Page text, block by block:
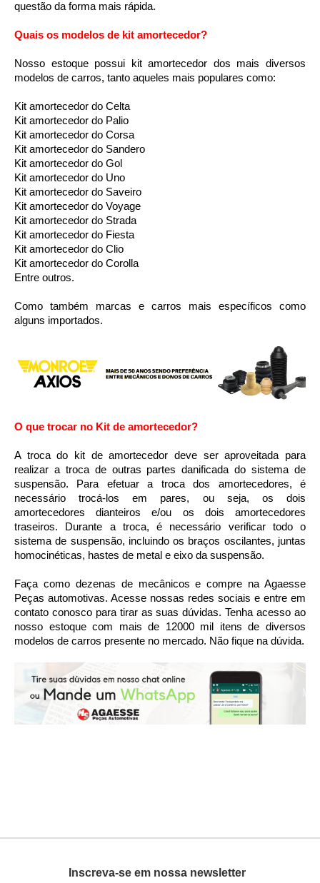
questão da forma mais rápida.
Quais os modelos de kit amortecedor?
Nosso estoque possui kit amortecedor dos mais diversos
modelos de carros, tanto aqueles mais populares como:
Kit amortecedor do Celta
Kit amortecedor do Palio
Kit amortecedor do Corsa
Kit amortecedor do Sandero
Kit amortecedor do Gol
Kit amortecedor do Uno
Kit amortecedor do Saveiro
Kit amortecedor do Voyage
Kit amortecedor do Strada
Kit amortecedor do Fiesta
Kit amortecedor do Clio
Kit amortecedor do Corolla
Entre outros.
Como também marcas e carros mais específicos como
alguns importados.
O que trocar no Kit de amortecedor?
A troca do kit de amortecedor deve ser aproveitada para
realizar a troca de outras partes danificada do sistema de
suspensão. Para efetuar a troca dos amortecedores, é
necessário trocá-los em pares, ou seja, os dois
amortecedores dianteiros e/ou os dois amortecedores
traseiros. Durante a troca, é necessário verificar todo o
sistema de suspensão, incluindo os braços oscilantes, juntas
homocinéticas, hastes de metal e eixo da suspensão.
Faça como dezenas de mecânicos e compre na Agaesse
Peças automotivas. Acesse nossas redes sociais e entre em
contato conosco para tirar as suas dúvidas. Tenha acesso ao
nosso estoque com mais de 12000 mil itens de diversos
modelos de carros presente no mercado. Não fique na dúvida.
Inscreva-se em nossa newsletter